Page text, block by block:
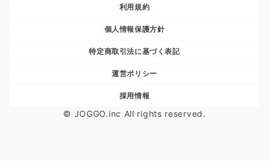
利用規約
個人情報保護方針
特定商取引法に基づく表記
運営ポリシー
採用情報
© JOGGO.inc All rights reserved.